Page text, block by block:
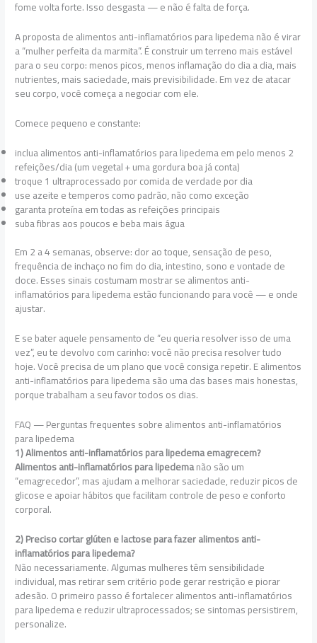
fome volta forte. Isso desgasta — e não é falta de força.
A proposta de alimentos anti-inflamatórios para lipedema não é virar
a “mulher perfeita da marmita”. É construir um terreno mais estável
para o seu corpo: menos picos, menos inflamação do dia a dia, mais
nutrientes, mais saciedade, mais previsibilidade. Em vez de atacar
seu corpo, você começa a negociar com ele.
Comece pequeno e constante:
inclua alimentos anti-inflamatórios para lipedema em pelo menos 2
refeições/dia (um vegetal + uma gordura boa já conta)
troque 1 ultraprocessado por comida de verdade por dia
use azeite e temperos como padrão, não como exceção
garanta proteína em todas as refeições principais
suba fibras aos poucos e beba mais água
Em 2 a 4 semanas, observe: dor ao toque, sensação de peso,
frequência de inchaço no fim do dia, intestino, sono e vontade de
doce. Esses sinais costumam mostrar se alimentos anti-
inflamatórios para lipedema estão funcionando para você — e onde
ajustar.
E se bater aquele pensamento de “eu queria resolver isso de uma
vez”, eu te devolvo com carinho: você não precisa resolver tudo
hoje. Você precisa de um plano que você consiga repetir. E alimentos
anti-inflamatórios para lipedema são uma das bases mais honestas,
porque trabalham a seu favor todos os dias.
FAQ — Perguntas frequentes sobre alimentos anti-inflamatórios
para lipedema
1) Alimentos anti-inflamatórios para lipedema emagrecem?
Alimentos anti-inflamatórios para lipedemanão são um
“emagrecedor”, mas ajudam a melhorar saciedade, reduzir picos de
glicose e apoiar hábitos que facilitam controle de peso e conforto
corporal.
2) Preciso cortar glúten e lactose para fazer alimentos anti-
inflamatórios para lipedema?
Não necessariamente. Algumas mulheres têm sensibilidade
individual, mas retirar sem critério pode gerar restrição e piorar
adesão. O primeiro passo é fortalecer alimentos anti-inflamatórios
para lipedema e reduzir ultraprocessados; se sintomas persistirem,
personalize.